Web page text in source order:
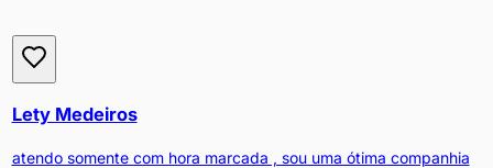
Lety Medeiros
atendo somente com hora marcada , sou uma ótima companhia